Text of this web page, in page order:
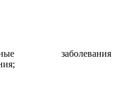
заболевания